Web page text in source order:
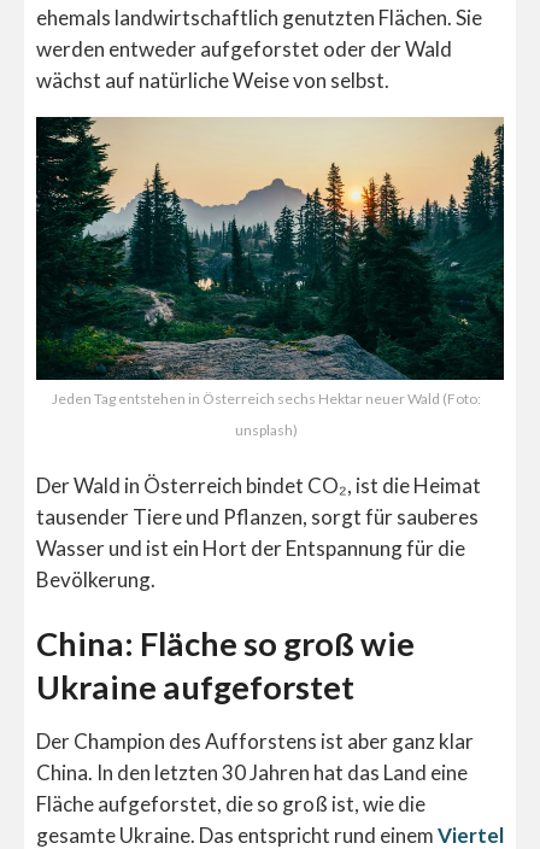
ehemals landwirtschaftlich genutzten Flächen. Sie
werden entweder aufgeforstet oder der Wald
wächst auf natürliche Weise von selbst.
Jeden Tag entstehen in Österreich sechs Hektar neuer Wald (Foto:
unsplash)
Der Wald in Österreich bindet CO₂, ist die Heimat
tausender Tiere und Pflanzen, sorgt für sauberes
Wasser und ist ein Hort der Entspannung für die
Bevölkerung.
China: Fläche so groß wie
Ukraine aufgeforstet
Der Champion des Aufforstens ist aber ganz klar
China. In den letzten 30 Jahren hat das Land eine
Fläche aufgeforstet, die so groß ist, wie die
gesamte Ukraine. Das entspricht rund einemViertel